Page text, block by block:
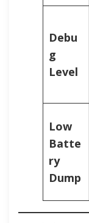
Debu
g
Level
Low
Batte
ry
Dump